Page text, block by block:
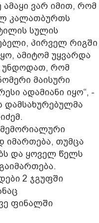
ვარ იმით, რომ
კალათბურთს
სულის
პირველ რიგში
ამიტომ უყვარდა
უნდოდათ, რომ
მაისური
ადამიანი იყო“, -
დამსახურებულმა
იმართება, თუმცა
და ყოველ წელს
2 ჯგუფში
ფინალში